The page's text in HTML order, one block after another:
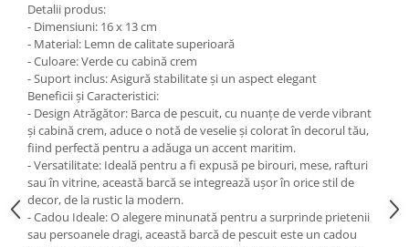
Detalii produs:
- Dimensiuni: 16 x 13 cm
- Material: Lemn de calitate superioară
- Culoare: Verde cu cabină crem
- Suport inclus: Asigură stabilitate și un aspect elegant
Beneficii și Caracteristici:
- Design Atrăgător: Barca de pescuit, cu nuanțe de verde vibrant
și cabină crem, aduce o notă de veselie și colorat în decorul tău,
fiind perfectă pentru a adăuga un accent maritim.
- Versatilitate: Ideală pentru a fi expusă pe birouri, mese, rafturi
sau în vitrine, această barcă se integrează ușor în orice stil de
decor, de la rustic la modern.
- Cadou Ideale: O alegere minunată pentru a surprinde prietenii
sau persoanele dragi, această barcă de pescuit este un cadou